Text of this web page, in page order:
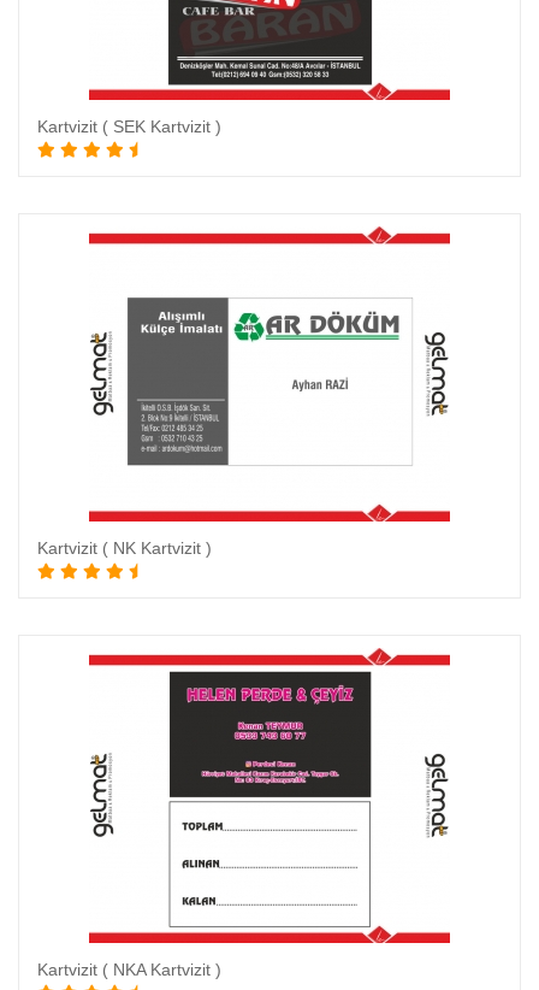
Kartvizit ( SEK Kartvizit )
Kartvizit ( NK Kartvizit )
Kartvizit ( NKA Kartvizit )